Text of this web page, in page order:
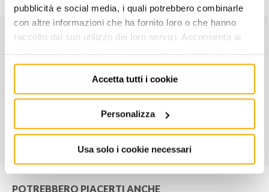
pubblicità e social media, i quali potrebbero combinarle
con altre informazioni che ha fornito loro o che hanno
raccolto dal suo utilizzo dei loro servizi. Acconsenta ai
Accetta tutti i cookie
Personalizza
Usa solo i cookie necessari
SERIE CORTA - ISO 235 DIN 338
POTREBBERO PIACERTI ANCHE